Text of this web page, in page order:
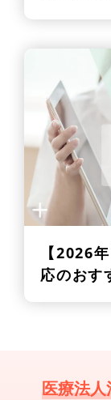
【2026年
応のおす
医療法